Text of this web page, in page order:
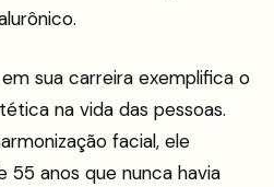
sua carreira exemplifica o
na vida das pessoas.
facial, ele
55 anos que nunca havia